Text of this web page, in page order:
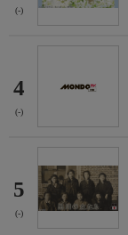
(-)
4
(-)
5
(-)